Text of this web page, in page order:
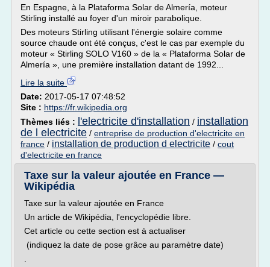
En Espagne, à la Plataforma Solar de Almería, moteur
Stirling installé au foyer d'un miroir parabolique.
Des moteurs Stirling utilisant l'énergie solaire comme
source chaude ont été conçus, c'est le cas par exemple du
moteur « Stirling SOLO V160 » de la « Plataforma Solar de
Almería », une première installation datant de 1992...
Lire la suite
Date: 2017-05-17 07:48:52
Site : https://fr.wikipedia.org
Thèmes liés :
l'electricite d'installation / installation
de l electricite / entreprise de production d'electricite en
france / installation de production d electricite / cout
d'electricite en france
Taxe sur la valeur ajoutée en France —
Wikipédia
Taxe sur la valeur ajoutée en France
Un article de Wikipédia, l'encyclopédie libre.
Cet article ou cette section est à actualiser
(indiquez la date de pose grâce au paramètre date)